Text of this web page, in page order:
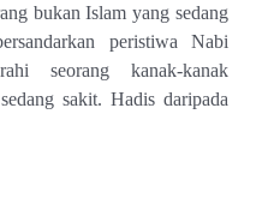
Islam yang sedang
peristiwa Nabi
seorang kanak-kanak
sakit. Hadis daripada